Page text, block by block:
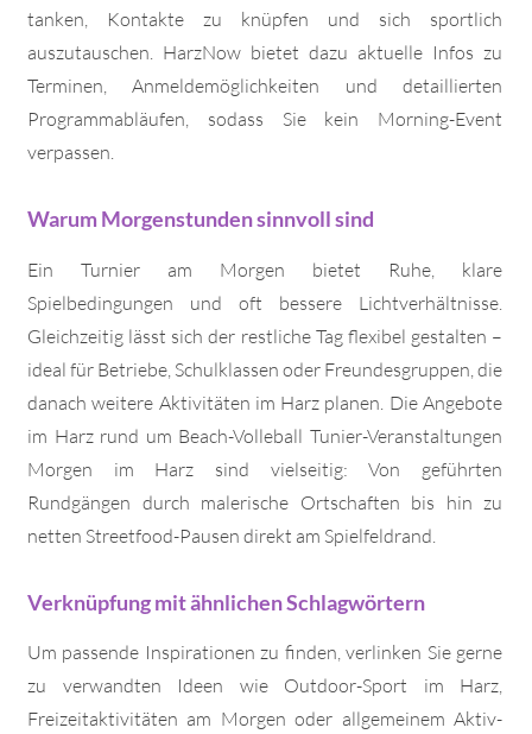
tanken, Kontakte zu knüpfen und sich sportlich
auszutauschen. HarzNow bietet dazu aktuelle Infos zu
Terminen, Anmeldemöglichkeiten und detaillierten
Programmabläufen, sodass Sie kein Morning-Event
verpassen.
Warum Morgenstunden sinnvoll sind
Ein Turnier am Morgen bietet Ruhe, klare
Spielbedingungen und oft bessere Lichtverhältnisse.
Gleichzeitig lässt sich der restliche Tag flexibel gestalten –
ideal für Betriebe, Schulklassen oder Freundesgruppen, die
danach weitere Aktivitäten im Harz planen. Die Angebote
im Harz rund um Beach-Volleball Tunier-Veranstaltungen
Morgen im Harz sind vielseitig: Von geführten
Rundgängen durch malerische Ortschaften bis hin zu
netten Streetfood-Pausen direkt am Spielfeldrand.
Verknüpfung mit ähnlichen Schlagwörtern
Um passende Inspirationen zu finden, verlinken Sie gerne
zu verwandten Ideen wie Outdoor-Sport im Harz,
Freizeitaktivitäten am Morgen oder allgemeinem Aktiv-